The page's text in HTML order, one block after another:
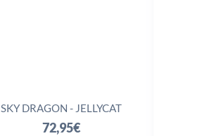
SKY DRAGON - JELLYCAT
72,95€